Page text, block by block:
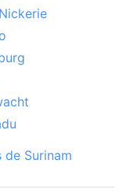
Surinam